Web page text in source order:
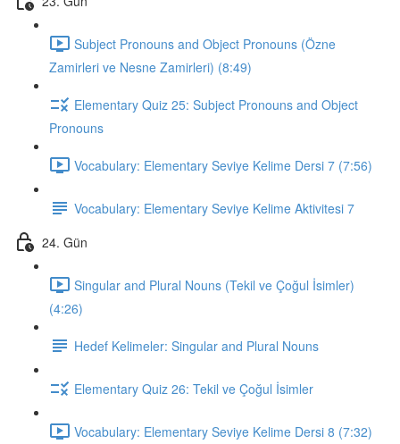
Subject Pronouns and Object Pronouns (Özne
Zamirleri ve Nesne Zamirleri) (8:49)
Elementary Quiz 25: Subject Pronouns and Object
Pronouns
Vocabulary: Elementary Seviye Kelime Dersi 7 (7:56)
Vocabulary: Elementary Seviye Kelime Aktivitesi 7
24. Gün
Singular and Plural Nouns (Tekil ve Çoğul İsimler)
(4:26)
Hedef Kelimeler: Singular and Plural Nouns
Elementary Quiz 26: Tekil ve Çoğul İsimler
Vocabulary: Elementary Seviye Kelime Dersi 8 (7:32)